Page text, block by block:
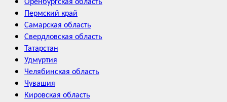
Оренбургская область
Пермский край
Самарская область
Свердловская область
Татарстан
Удмуртия
Челябинская область
Чувашия
Кировская область